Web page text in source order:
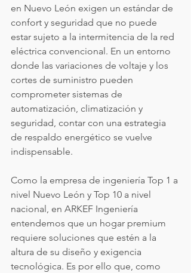
en Nuevo León exigen un estándar de
confort y seguridad que no puede
estar sujeto a la intermitencia de la red
eléctrica convencional. En un entorno
donde las variaciones de voltaje y los
cortes de suministro pueden
comprometer sistemas de
automatización, climatización y
seguridad, contar con una estrategia
de respaldo energético se vuelve
indispensable.
Como la empresa de ingeniería Top 1 a
nivel Nuevo León y Top 10 a nivel
nacional, en ARKEF Ingeniería
entendemos que un hogar premium
requiere soluciones que estén a la
altura de su diseño y exigencia
tecnológica. Es por ello que, como